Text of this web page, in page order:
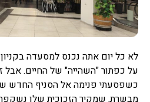
לא כל יום אתה נכנס למסעדה
על כפתור "השהייה" של החיים. אבל
כשפסעתי פנימה אל הסניף החדש
מבשרת, שמקיר הזכוכית שלו נשקפת